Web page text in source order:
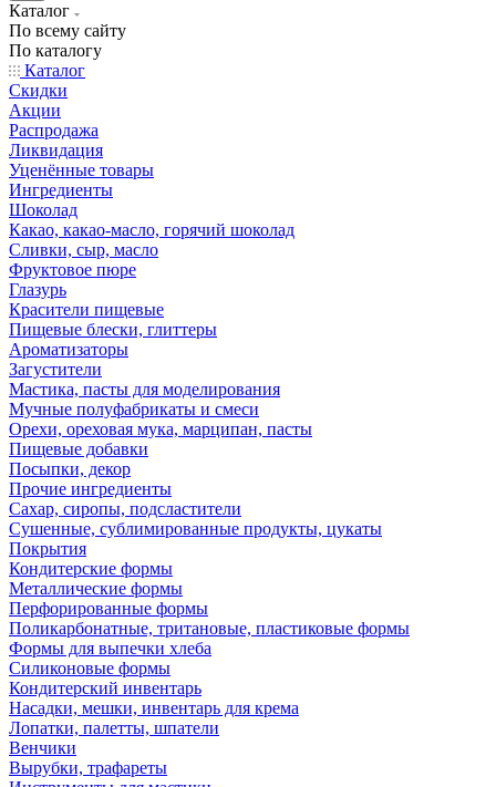
Каталог
По всему сайту
По каталогу
Каталог
Скидки
Акции
Распродажа
Ликвидация
Уценённые товары
Ингредиенты
Шоколад
Какао, какао-масло, горячий шоколад
Сливки, сыр, масло
Фруктовое пюре
Глазурь
Красители пищевые
Пищевые блески, глиттеры
Ароматизаторы
Загустители
Мастика, пасты для моделирования
Мучные полуфабрикаты и смеси
Орехи, ореховая мука, марципан, пасты
Пищевые добавки
Посыпки, декор
Прочие ингредиенты
Сахар, сиропы, подсластители
Сушенные, сублимированные продукты, цукаты
Покрытия
Кондитерские формы
Металлические формы
Перфорированные формы
Поликарбонатные, тритановые, пластиковые формы
Формы для выпечки хлеба
Силиконовые формы
Кондитерский инвентарь
Насадки, мешки, инвентарь для крема
Лопатки, палетты, шпатели
Венчики
Вырубки, трафареты